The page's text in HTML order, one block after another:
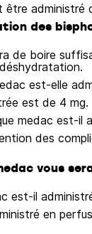
administré
des
de boire
est-elle
est de 4 mg.
medac est-il
des
vous
est-il
en